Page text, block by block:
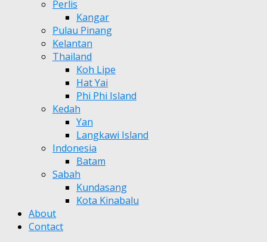
Perlis
Kangar
Pulau Pinang
Kelantan
Thailand
Koh Lipe
Hat Yai
Phi Phi Island
Kedah
Yan
Langkawi Island
Indonesia
Batam
Sabah
Kundasang
Kota Kinabalu
About
Contact